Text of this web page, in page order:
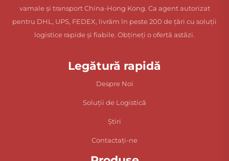
vamale și transport China-Hong Kong. Ca agent autorizat
pentru DHL, UPS, FEDEX, livrăm în peste 200 de țări cu soluții
logistice rapide și fiabile. Obțineți o ofertă astăzi.
Legătură rapidă
Despre Noi
Soluții de Logistică
Știri
Contactați-ne